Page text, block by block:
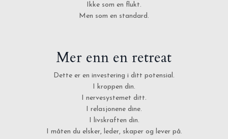
Ikke som en flukt.
Men som en standard.
Mer enn en retreat
Dette er en investering i ditt potensial.
I kroppen din.
I nervesystemet ditt.
I relasjonene dine.
I livskraften din.
I måten du elsker, leder, skaper og lever på.